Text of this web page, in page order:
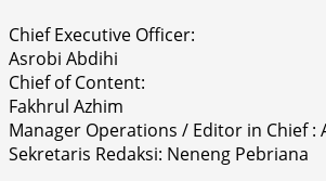
Chief Executive Officer:
Asrobi Abdihi
Chief of Content:
Fakhrul Azhim
Manager Operations / Editor in Chief :
Sekretaris Redaksi: Neneng Pebriana